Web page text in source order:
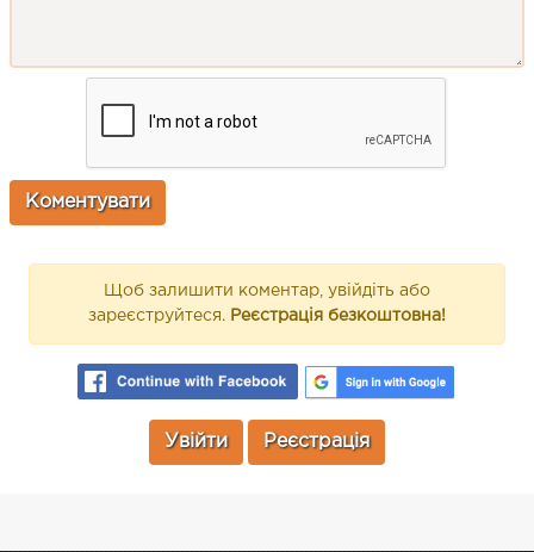
Щоб залишити коментар, увійдіть або
зареєструйтеся. Реєстрація безкоштовна!
Увійти Реєстрація